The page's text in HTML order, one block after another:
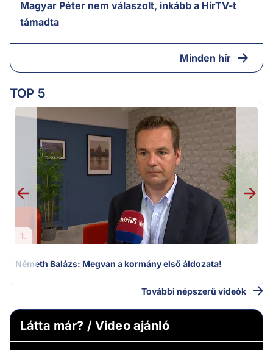
Magyar Péter nem válaszolt, inkább a HírTV-t
támadta
Minden hír
TOP 5
1.
Németh Balázs: Megvan a kormány első áldozata!
További népszerű videók
Látta már? / Video ajánló